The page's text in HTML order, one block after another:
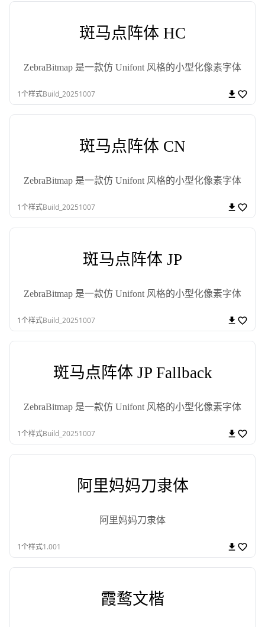
斑马点阵体 HC
ZebraBitmap 是一款仿 Unifont 风格的小型化像素字体
1个样式Build_20251007
斑马点阵体 CN
ZebraBitmap 是一款仿 Unifont 风格的小型化像素字体
1个样式Build_20251007
斑马点阵体 JP
ZebraBitmap 是一款仿 Unifont 风格的小型化像素字体
1个样式Build_20251007
斑马点阵体 JP Fallback
ZebraBitmap 是一款仿 Unifont 风格的小型化像素字体
1个样式Build_20251007
阿里妈妈刀隶体
阿里妈妈刀隶体
1个样式1.001
霞鹜文楷